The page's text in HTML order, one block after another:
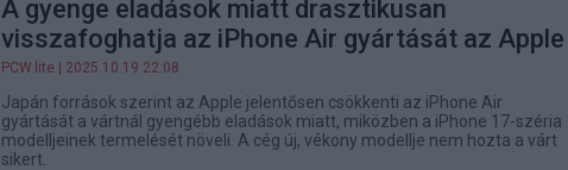
A gyenge eladások miatt drasztikusan
visszafoghatja az iPhone Air gyártását az Apple
PCW.lite | 2025.10.19 22:08
Japán források szerint az Apple jelentősen csökkenti az iPhone Air
gyártását a vártnál gyengébb eladások miatt, miközben a iPhone 17-széria
modelljeinek termelését növeli. A cég új, vékony modellje nem hozta a várt
sikert.